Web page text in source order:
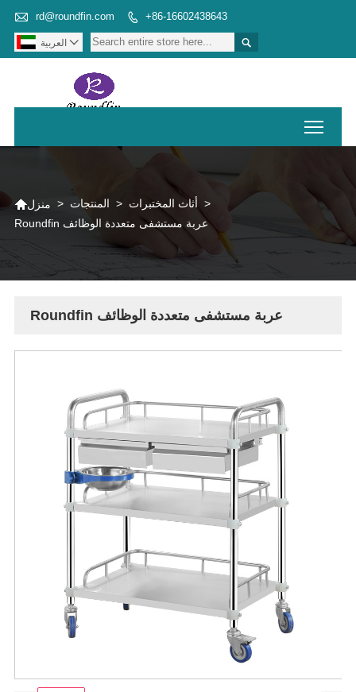
 rd@roundfin.com  +86-16602438643
 العربية 
منزل > المنتجات > أثاث المختبرات >
Roundfin عربة مستشفى متعددة الوظائف
Roundfin عربة مستشفى متعددة الوظائف